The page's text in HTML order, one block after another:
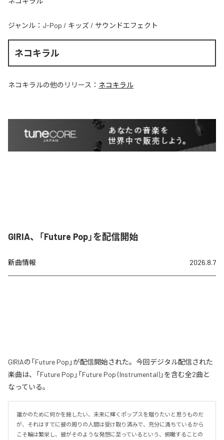
ジャンル： J-Pop / キッズ / サウンドエフェクト
ネコキラル
ネコキラルの他のリリース： ネコキラル
GIRIA、「Future Pop」を配信開始
新曲情報 2026.8.7
GIRIAの「Future Pop」が配信開始された。今回デジタル配信された
楽曲は、「Future Pop」「Future Pop (Instrumental)」を含む全2曲と
なっている。
誰かのために何かを施したい、未来に輝くポップスを贈りたいと思うものだ
が、それはすでに彼の周りの人間は受け取り済みで、充分に満ちているから
こそ輪は繁栄し、彼がそのような発想に至っているという、俯瞰することの